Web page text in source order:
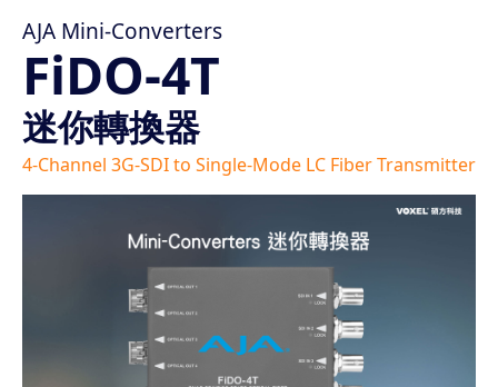
AJA Mini-Converters
FiDO-4T
迷你轉換器
4-Channel 3G-SDI to Single-Mode LC Fiber Transmitter